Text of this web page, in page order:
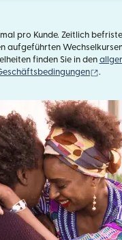
pro Kunde. Zeitlich
aufgeführten
finden Sie in den
.